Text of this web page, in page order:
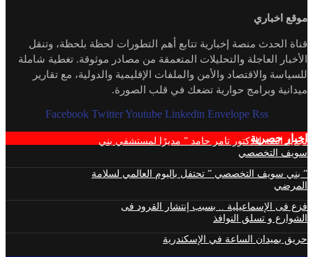
موقع اخباري
قناة الحدث منصة إخبارية تتابع أهم التطورات لحظة بلحظة، وتنقل
الأخبار العاجلة والتحليلات المتعمقة من مصادر موثوقة. تغطية شاملة
للسياسة والاقتصاد والأمن والملفات الإقليمية والدولية، مع تقارير
ميدانية وبرامج حوارية تضعك في قلب الصورة.
Facebook Twitter Youtube Linkedin Envelope Rss
اخبار حصرية
تجديد الثقة للدكتور تامر حامد ” مديرًا لمستشفي بني
سويف التخصصي
” بني سويف التخصصي ” تحتفل باليوم العالمي لسلامة
المرضي
فزع فى الإسماعيلية .. بسبب إنتشار القرود فى
الشوارع و تسلق النوافذ
حريق بميدان الساعة في الإسكندرية